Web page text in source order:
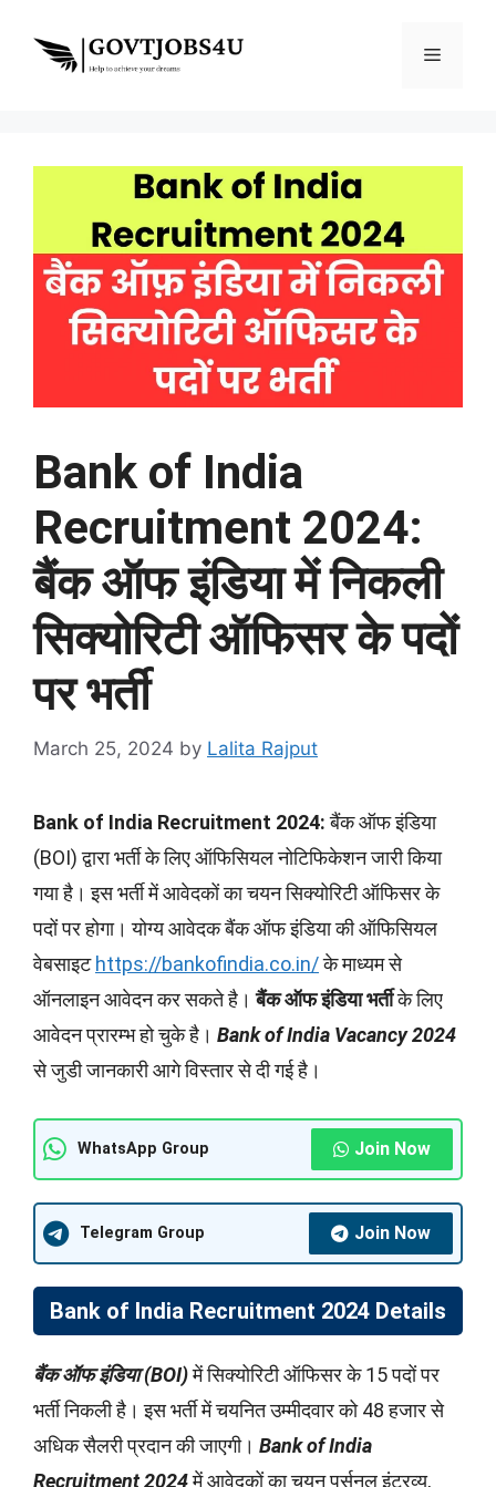
content
Menu
Bank of India
Recruitment 2024:
बैंक ऑफ इंडिया में निकली
सिक्योरिटी ऑफिसर के पदों
पर भर्ती
March 25, 2024 by Lalita Rajput
Bank of India Recruitment 2024:बैंक ऑफ इंडिया
(BOI) द्वारा भर्ती के लिए ऑफिसियल नोटिफिकेशन जारी किया
गया है। इस भर्ती में आवेदकों का चयन सिक्योरिटी ऑफिसर के
पदों पर होगा। योग्य आवेदक बैंक ऑफ इंडियाकी ऑफिसियल
वेबसाइटhttps://bankofindia.co.in/के माध्यम से
ऑनलाइन आवेदन कर सकते है।बैंक ऑफ इंडिया भर्तीके लिए
आवेदन प्रारम्भ हो चुके है। Bank of India Vacancy 2024
से जुडी जानकारी आगे विस्तार से दी गई है।
WhatsApp Group Join Now
Telegram Group Join Now
Bank of India Recruitment 2024 Details
बैंक ऑफ इंडिया (BOI)में सिक्योरिटी ऑफिसर के 15 पदों पर
भर्ती निकली है। इस भर्ती में चयनित उम्मीदवार को 48 हजार से
अधिक सैलरी प्रदान की जाएगी। Bank of India
Recruitment 2024में आवेदकों का चयन पर्सनल इंटरव्यू,